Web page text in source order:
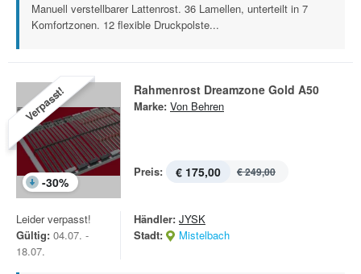
Manuell verstellbarer Lattenrost. 36 Lamellen, unterteilt in 7
Komfortzonen. 12 flexible Druckpolste...
Verpasst!
-30%
Rahmenrost Dreamzone Gold A50
Marke: Von Behren
Preis: € 175,00 € 249,00
Leider verpasst!
Gültig: 04.07. -
18.07.
Händler: JYSK
Stadt:
Mistelbach